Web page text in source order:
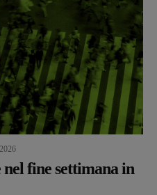
fine settimana in